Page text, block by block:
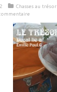
Chasses au trésor